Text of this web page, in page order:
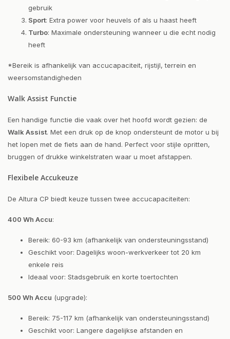
gebruik
Sport: Extra power voor heuvels of als u haast heeft
Turbo: Maximale ondersteuning wanneer u die echt nodig
heeft
*Bereik is afhankelijk van accucapaciteit, rijstijl, terrein en
weersomstandigheden
Walk Assist Functie
Een handige functie die vaak over het hoofd wordt gezien: de
Walk Assist. Met een druk op de knop ondersteunt de motor u bij
het lopen met de fiets aan de hand. Perfect voor stijle opritten,
bruggen of drukke winkelstraten waar u moet afstappen.
Flexibele Accukeuze
De Altura CP biedt keuze tussen twee accucapaciteiten:
400 Wh Accu:
Bereik: 60-93 km (afhankelijk van ondersteuningsstand)
Geschikt voor: Dagelijks woon-werkverkeer tot 20 km
enkele reis
Ideaal voor: Stadsgebruik en korte toertochten
500 Wh Accu (upgrade):
Bereik: 75-117 km (afhankelijk van ondersteuningsstand)
Geschikt voor: Langere dagelijkse afstanden en